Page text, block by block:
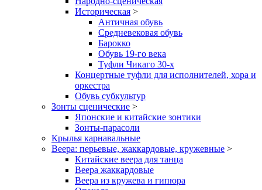
Историческая >
Античная обувь
Средневековая обувь
Барокко
Обувь 19-го века
Туфли Чикаго 30-х
Концертные туфли для исполнителей, хора и
оркестра
Обувь субкультур
Зонты сценические >
Японские и китайские зонтики
Зонты-парасоли
Крылья карнавальные
Веера: перьевые, жаккардовые, кружевные >
Китайские веера для танца
Веера жаккардовые
Веера из кружева и гипюра